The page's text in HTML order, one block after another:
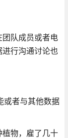
队成员或者电
行沟通讨论也
或者与其他数据
物，雇了几十